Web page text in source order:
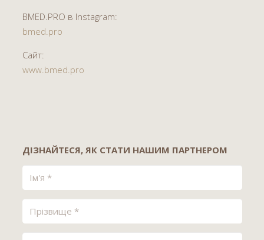
BMED.PRO в Instagram:
bmed.pro
Сайт:
www.bmed.pro
ДІЗНАЙТЕСЯ, ЯК СТАТИ НАШИМ ПАРТНЕРОМ